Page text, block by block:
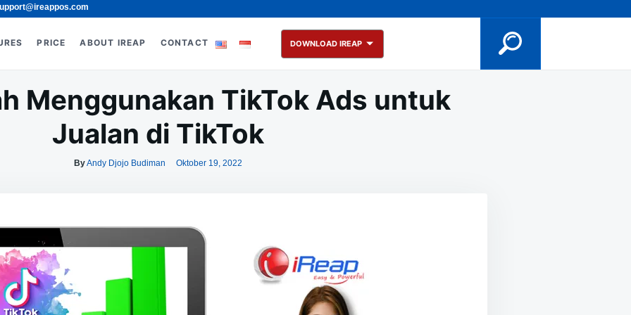
PRICE ABOUT IREAP CONTACT DOWNLOAD IREAP
Menggunakan TikTok Ads untuk
Jualan di TikTok
ByAndy Djojo Budiman Oktober 19, 2022